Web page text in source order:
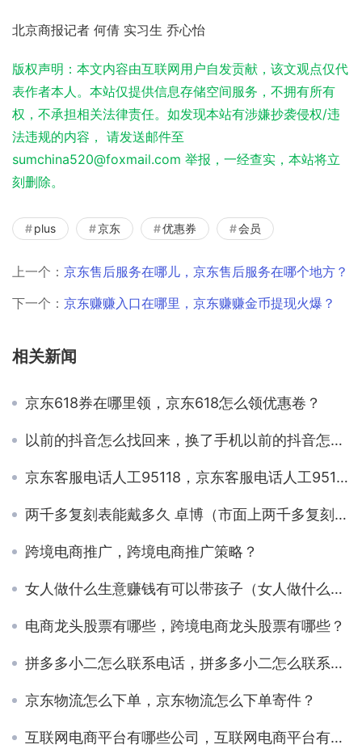
北京商报记者 何倩 实习生 乔心怡
版权声明：本文内容由互联网用户自发贡献，该文观点仅代
表作者本人。本站仅提供信息存储空间服务，不拥有所有
权，不承担相关法律责任。如发现本站有涉嫌抄袭侵权/违
法违规的内容， 请发送邮件至
sumchina520@foxmail.com 举报，一经查实，本站将立
刻删除。
plus 京东 优惠券 会员
上一个： 京东售后服务在哪儿，京东售后服务在哪个地方？
下一个： 京东赚赚入口在哪里，京东赚赚金币提现火爆？
相关新闻
京东618券在哪里领，京东618怎么领优惠卷？
以前的抖音怎么找回来，换了手机以前的抖音怎么找回来？
京东客服电话人工95118，京东客服电话人工95118售后？
两千多复刻表能戴多久 卓博（市面上两千多复刻表能戴多久_）
跨境电商推广，跨境电商推广策略？
女人做什么生意赚钱有可以带孩子（女人做什么生意赚钱 适合女人的小本生意）
电商龙头股票有哪些，跨境电商龙头股票有哪些？
拼多多小二怎么联系电话，拼多多小二怎么联系电话客服？
京东物流怎么下单，京东物流怎么下单寄件？
互联网电商平台有哪些公司，互联网电商平台有哪些类型？